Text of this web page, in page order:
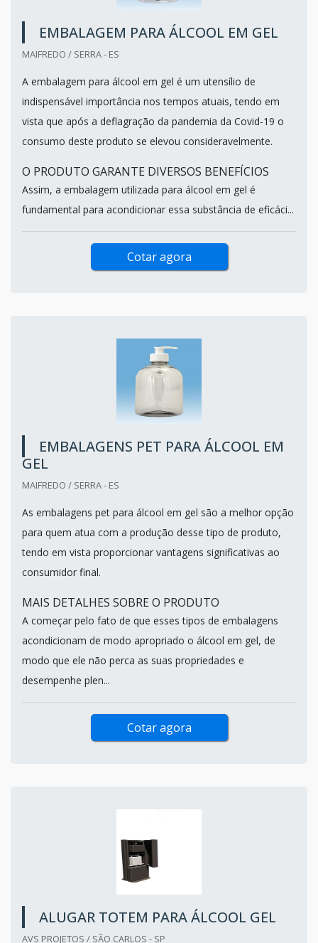
EMBALAGEM PARA ÁLCOOL EM GEL
MAIFREDO / SERRA - ES
A embalagem para álcool em gel é um utensílio de
indispensável importância nos tempos atuais, tendo em
vista que após a deflagração da pandemia da Covid-19 o
consumo deste produto se elevou consideravelmente.
O PRODUTO GARANTE DIVERSOS BENEFÍCIOS
Assim, a embalagem utilizada para álcool em gel é
fundamental para acondicionar essa substância de eficáci...
Cotar agora
EMBALAGENS PET PARA ÁLCOOL EM
GEL
MAIFREDO / SERRA - ES
As embalagens pet para álcool em gel são a melhor opção
para quem atua com a produção desse tipo de produto,
tendo em vista proporcionar vantagens significativas ao
consumidor final.
MAIS DETALHES SOBRE O PRODUTO
A começar pelo fato de que esses tipos de embalagens
acondicionam de modo apropriado o álcool em gel, de
modo que ele não perca as suas propriedades e
desempenhe plen...
Cotar agora
ALUGAR TOTEM PARA ÁLCOOL GEL
AVS PROJETOS / SÃO CARLOS - SP